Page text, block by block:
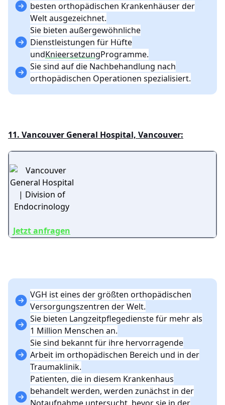
besten orthopädischen Krankenhäuser der
Welt ausgezeichnet.
Sie bieten außergewöhnliche
Dienstleistungen für Hüfte
undKnieersetzungProgramme.
Sie sind auf die Nachbehandlung nach
orthopädischen Operationen spezialisiert.
11. Vancouver General Hospital, Vancouver:
Jetzt anfragen
VGH ist eines der größten orthopädischen
Versorgungszentren der Welt.
Sie bieten Langzeitpflegedienste für mehr als
1 Million Menschen an.
Sie sind bekannt für ihre hervorragende
Arbeit im orthopädischen Bereich und in der
Traumaklinik.
Patienten, die in diesem Krankenhaus
behandelt werden, werden zunächst in der